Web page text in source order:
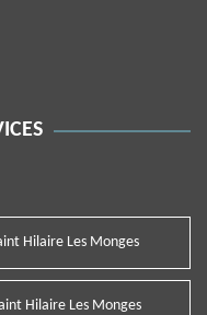
Hilaire Les Monges
Hilaire Les Monges